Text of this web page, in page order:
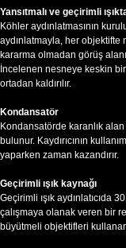
Yansıtmalı ve geçirimli
Köhler aydınlatmasının
aydınlatmayla, her
kararma olmadan görüş
İncelenen nesneye keskin
ortadan kaldırılır.
Kondansatör
Kondansatörde karanlık
bulunur. Kaydırıcının
yaparken zaman kazandırır.
Geçirimli ışık kaynağı
Geçirimli ışık
çalışmaya olanak veren bir
büyütmeli objektifleri